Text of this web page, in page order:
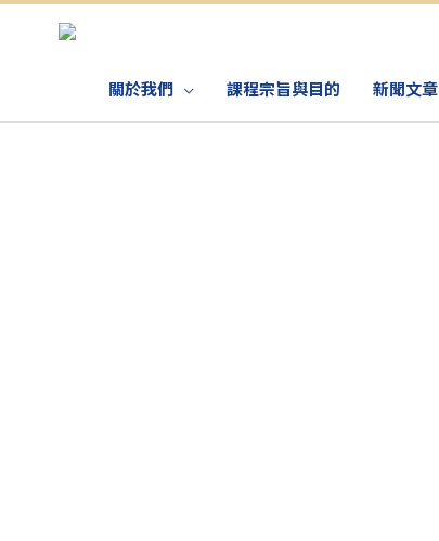
關於我們 課程宗旨與目的 新聞文章